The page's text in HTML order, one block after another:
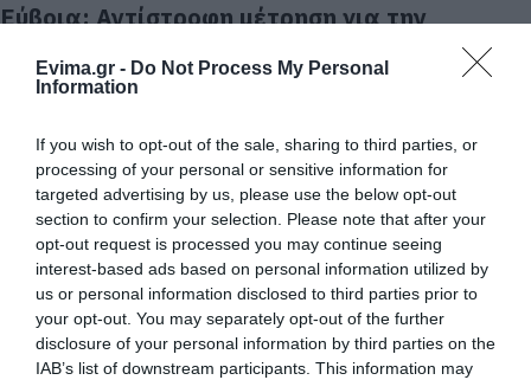
Evima.gr - Do Not Process My Personal
Information
If you wish to opt-out of the sale, sharing to third parties, or
processing of your personal or sensitive information for
targeted advertising by us, please use the below opt-out
section to confirm your selection. Please note that after your
opt-out request is processed you may continue seeing
interest-based ads based on personal information utilized by
us or personal information disclosed to third parties prior to
your opt-out. You may separately opt-out of the further
disclosure of your personal information by third parties on the
IAB’s list of downstream participants. This information may
Εύβοια: Αντίστροφη μέτρηση για την
25.04.2025 | 14:15